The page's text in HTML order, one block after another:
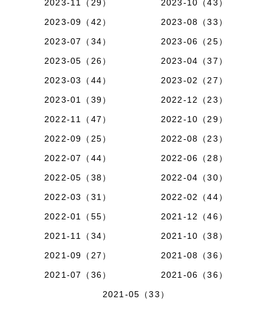
2023-11（29）
2023-10（43）
2023-09（42）
2023-08（33）
2023-07（34）
2023-06（25）
2023-05（26）
2023-04（37）
2023-03（44）
2023-02（27）
2023-01（39）
2022-12（23）
2022-11（47）
2022-10（29）
2022-09（25）
2022-08（23）
2022-07（44）
2022-06（28）
2022-05（38）
2022-04（30）
2022-03（31）
2022-02（44）
2022-01（55）
2021-12（46）
2021-11（34）
2021-10（38）
2021-09（27）
2021-08（36）
2021-07（36）
2021-06（36）
2021-05（33）